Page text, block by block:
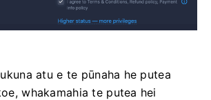
atu e te pūnaha he putea
whakamahia te putea hei